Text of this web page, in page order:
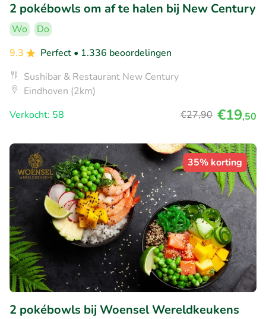
2 pokébowls om af te halen bij New Century
Wo
Do
9.3
Perfect • 1.336 beoordelingen
Sushibar & Restaurant New Century
Eindhoven (2km)
Verkocht: 58
€27,90 €19,50
35% korting
2 pokébowls bij Woensel Wereldkeukens